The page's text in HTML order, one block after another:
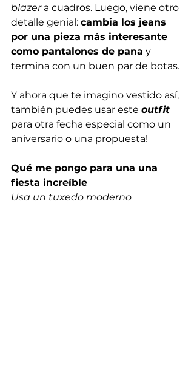
blazer a cuadros. Luego, viene otro
detalle genial: cambia los jeans
por una pieza más interesante
como pantalones de pana y
termina con un buen par de botas.
Y ahora que te imagino vestido así,
también puedes usar este outfit
para otra fecha especial como un
aniversario o una propuesta!
Qué me pongo para una una
fiesta increíble
Usa un tuxedo moderno